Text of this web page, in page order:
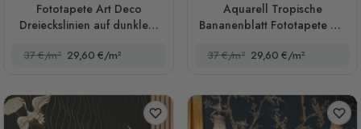
Fototapete Art Deco
Dreieckslinien auf dunklem
37 €/m² 29,60 €/m²
Aquarell Tropische
Bananenblatt Fototapete mit
37 €/m² 29,60 €/m²